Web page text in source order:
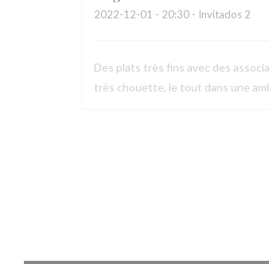
2022-12-01 - 20:30 - Invitados 2
Des plats très fins avec des
très chouette, le tout dans une